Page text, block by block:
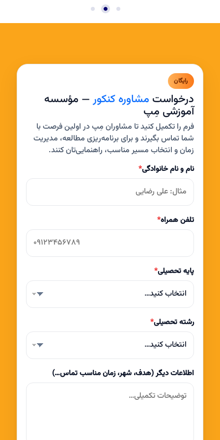
رایگان
درخواست مشاوره کنکور— مؤسسه
آموزشی مِپ
فرم را تکمیل کنید تا مشاوران مِپ در اولین فرصت با
شما تماس بگیرند و برای برنامه‌ریزی مطالعه، مدیریت
زمان و انتخاب مسیر مناسب، راهنمایی‌تان کنند.
نام و نام خانوادگی*
تلفن همراه*
پایه تحصیلی*
انتخاب کنید…
رشته تحصیلی*
انتخاب کنید…
اطلاعات دیگر (هدف، شهر، زمان مناسب تماس…)